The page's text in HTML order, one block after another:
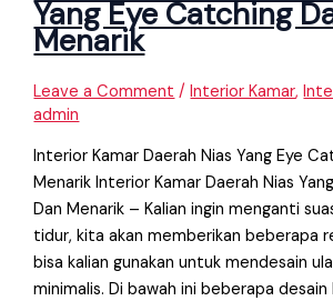
Yang Eye Catching
Menarik
Leave a Comment /Interior Kamar,
admin
Interior Kamar Daerah Nias Yang Eye
Menarik Interior Kamar Daerah Nias
Dan Menarik – Kalian ingin menganti
tidur, kita akan memberikan beberapa
bisa kalian gunakan untuk mendesain
minimalis. Di bawah ini beberapa